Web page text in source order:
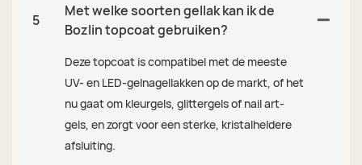
5
Met welke soorten gellak kan ik de
Bozlin topcoat gebruiken?
Deze topcoat is compatibel met de meeste
UV- en LED-gelnagellakken op de markt, of het
nu gaat om kleurgels, glittergels of nail art-
gels, en zorgt voor een sterke, kristalheldere
afsluiting.